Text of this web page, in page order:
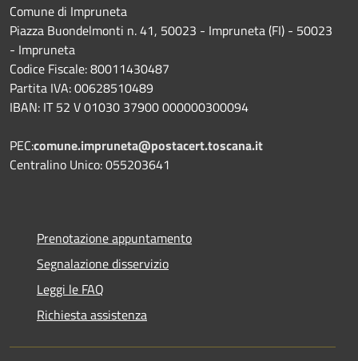
Comune di Impruneta
Piazza Buondelmonti n. 41, 50023 - Impruneta (FI) - 50023
- Impruneta
Codice Fiscale: 80011430487
Partita IVA: 00628510489
IBAN: IT 52 V 01030 37900 000000300094
PEC:comune.impruneta@postacert.toscana.it
Centralino Unico: 055203641
Prenotazione appuntamento
Segnalazione disservizio
Leggi le FAQ
Richiesta assistenza